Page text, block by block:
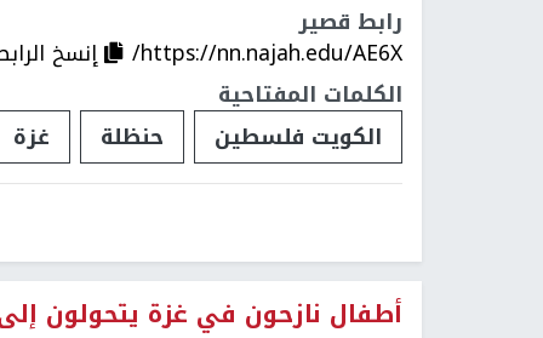
رابط قصير
https://nn.najah.edu/AE6X/
إنسخ
الكلمات المفتاحية
الكويت فلسطين
حنظلة غزة
أطفال نازحون في غزة يتحولون